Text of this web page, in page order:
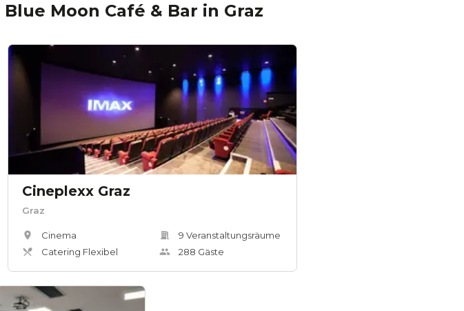
Blue Moon Café & Bar in Graz
Cineplexx Graz
Graz
Cinema
Catering Flexibel
9 Veranstaltungsräume
288 Gäste